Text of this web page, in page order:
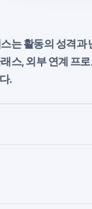
는 활동의 성격과
스, 외부 연계 프
.